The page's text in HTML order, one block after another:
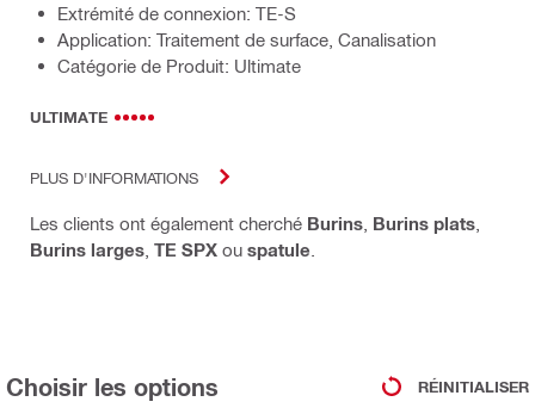
Extrémité de connexion: TE-S
Application: Traitement de surface, Canalisation
Catégorie de Produit: Ultimate
ULTIMATE
PLUS D'INFORMATIONS
Les clients ont également cherché Burins Burins plats
Burins larges TE SPX ou spatule
Choisir les options RÉINITIALISER